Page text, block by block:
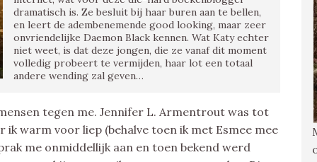
dramatisch is. Ze besluit bij haar buren aan te bellen,
en leert de adembenemende good looking, maar zeer
onvriendelijke Daemon Black kennen. Wat Katy echter
niet weet, is dat deze jongen, die ze vanaf dit moment
volledig probeert te vermijden, haar lot een totaal
andere wending zal geven…
tegen me. Jennifer L. Armentrout was tot
warm voor liep (behalve toen ik met Esmee mee
me onmiddellijk aan en toen bekend werd